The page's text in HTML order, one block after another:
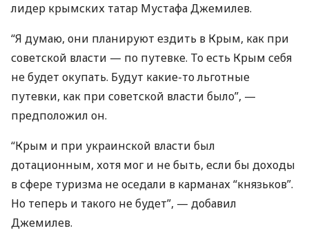
лидер крымских татар Мустафа Джемилев.
“Я думаю, они планируют ездить в Крым, как при
советской власти — по путевке. То есть Крым себя
не будет окупать. Будут какие-то льготные
путевки, как при советской власти было”, —
предположил он.
“Крым и при украинской власти был
дотационным, хотя мог и не быть, если бы доходы
в сфере туризма не оседали в карманах “князьков”.
Но теперь и такого не будет”, — добавил
Джемилев.